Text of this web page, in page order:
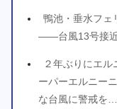
鴨池・垂水フェ
――台風13号接
２年ぶりにエ
ーパーエルニー
な台風に警戒を